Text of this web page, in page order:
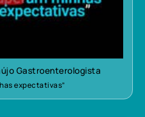
Gastroenterologista
expectativas”